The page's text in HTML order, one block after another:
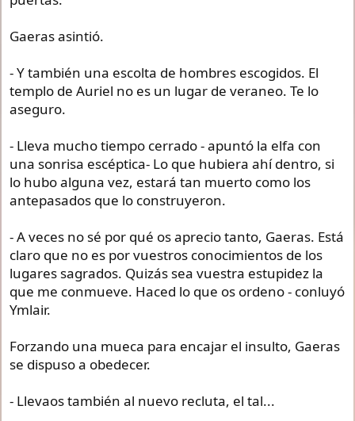
Gaeras asintió.
- Y también una escolta de hombres escogidos. El
templo de Auriel no es un lugar de veraneo. Te lo
aseguro.
- Lleva mucho tiempo cerrado - apuntó la elfa con
una sonrisa escéptica- Lo que hubiera ahí dentro, si
lo hubo alguna vez, estará tan muerto como los
antepasados que lo construyeron.
- A veces no sé por qué os aprecio tanto, Gaeras. Está
claro que no es por vuestros conocimientos de los
lugares sagrados. Quizás sea vuestra estupidez la
que me conmueve. Haced lo que os ordeno - conluyó
Ymlair.
Forzando una mueca para encajar el insulto, Gaeras
se dispuso a obedecer.
- Llevaos también al nuevo recluta, el tal...